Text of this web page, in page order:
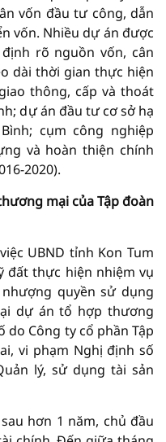
vốn đầu tư công, dẫn
vốn. Nhiều dự án được
rõ nguồn vốn, cân
dài thời gian thực hiện
thông, cấp và thoát
dự án đầu tư cơ sở hạ
cụm công nghiệp
và hoàn thiện chính
2020).
mại của Tập đoàn
UBND tỉnh Kon Tum
đất thực hiện nhiệm vụ
quyền sử dụng
dự án tổ hợp thương
do Công ty cổ phần Tập
vi phạm Nghị định số
lý, sử dụng tài sản
hơn 1 năm, chủ đầu